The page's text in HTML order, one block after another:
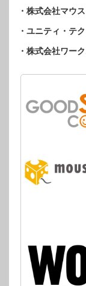
・株式会社マウ
・ユニティ・テ
・株式会社ワー